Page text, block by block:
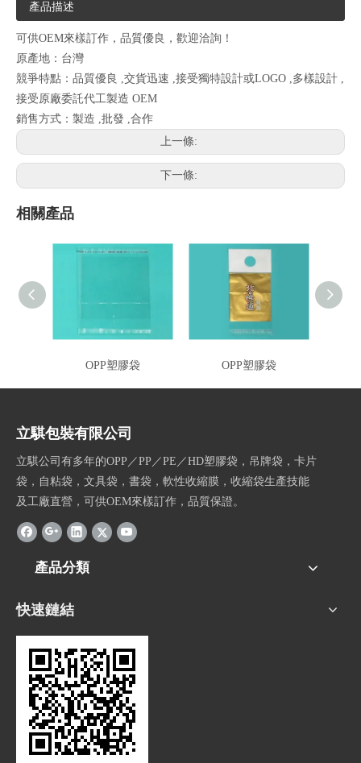
產品描述
可供OEM來樣訂作，品質優良，歡迎洽詢！
原產地：台灣
競爭特點：品質優良 ,交貨迅速 ,接受獨特設計或LOGO ,多樣設計 ,
接受原廠委託代工製造 OEM
銷售方式：製造 ,批發 ,合作
上一條:
下一條:
相關產品
OPP塑膠袋 OPP塑膠袋
立騏包裝有限公司
立騏公司有多年的OPP／PP／PE／HD塑膠袋，吊牌袋，卡片
袋，自粘袋，文具袋，書袋，軟性收縮膜，收縮袋生產技能
及工廠直營，可供OEM來樣訂作，品質保證。
產品分類
快速鏈結